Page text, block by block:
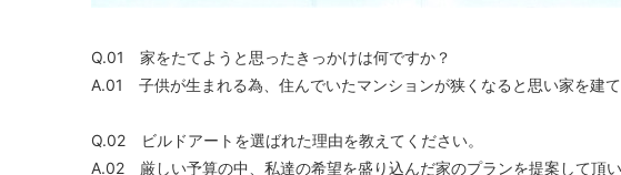
Q.01 家をたてようと思ったきっかけは何ですか？
A.01 子供が生まれる為、住んでいたマンションが狭くなると思い家を建て
Q.02 ビルドアートを選ばれた理由を教えてください。
A.02 厳しい予算の中、私達の希望を盛り込んだ家のプランを提案して頂